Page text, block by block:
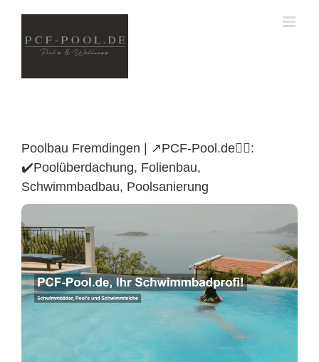
content
Poolbau Fremdingen | ↗️PCF-Pool.de🏊🏼:
✔️Poolüberdachung, Folienbau,
Schwimmbadbau, Poolsanierung
Poolüberdachung